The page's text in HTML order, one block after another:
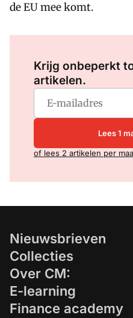
de EU mee komt.
Krijg onbeperkt
artikelen.
Lees 1
of lees 2 artikelen per
Nieuwsbrieven
Collecties
Over CM:
E-learning
Finance academy